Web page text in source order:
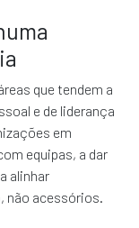
que tendem a
e de liderança
em
equipas, a dar
alinhar
não acessórios.